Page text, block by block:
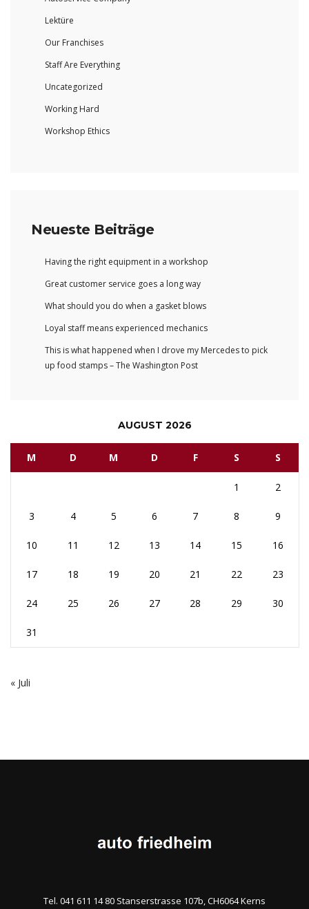
Lektüre
Our Franchises
Staff Are Everything
Uncategorized
Working Hard
Workshop Ethics
Neueste Beiträge
Having the right equipment in a workshop
Great customer service goes a long way
What should you do when a gasket blows
Loyal staff means experienced mechanics
This is what happened when I drove my Mercedes to pick
up food stamps – The Washington Post
AUGUST 2026
M D M D F S S
1 2
3 4 5 6 7 8 9
10 11 12 13 14 15 16
17 18 19 20 21 22 23
24 25 26 27 28 29 30
31
« Juli
Tel. 041 611 14 80 Stanserstrasse 107b, CH6064 Kerns